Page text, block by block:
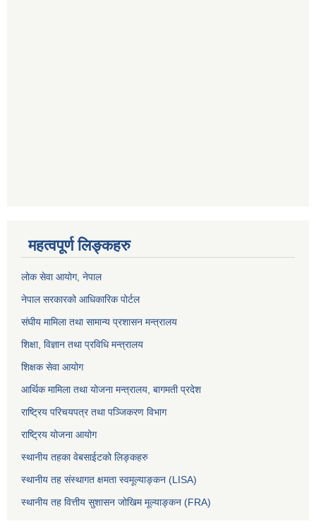
महत्वपूर्ण लिङ्कहरु
लोक सेवा आयोग, नेपाल
नेपाल सरकारको आधिकारिक पोर्टल
संघीय मामिला तथा सामान्य प्रशासन मन्त्रालय
शिक्षा, विज्ञान तथा प्रविधि मन्त्रालय
शिक्षक सेवा आयोग
आर्थिक मामिला तथा योजना मन्त्रालय, बागमती प्रदेश
राष्ट्रिय परिचयपत्र तथा पञ्जिकरण विभाग
राष्ट्रिय योजना आयोग
स्थानीय तहका वेबसाईटको लिङ्कहरु
स्थानीय तह संस्थागत क्षमता स्वमूल्याङ्कन (LISA)
स्थानीय तह वित्तीय सुशासन जोखिम मूल्याङ्कन (FRA)